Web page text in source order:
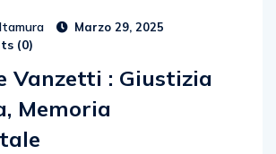
Marzo 29, 2025
(0)
Vanzetti : Giustizia
Memoria